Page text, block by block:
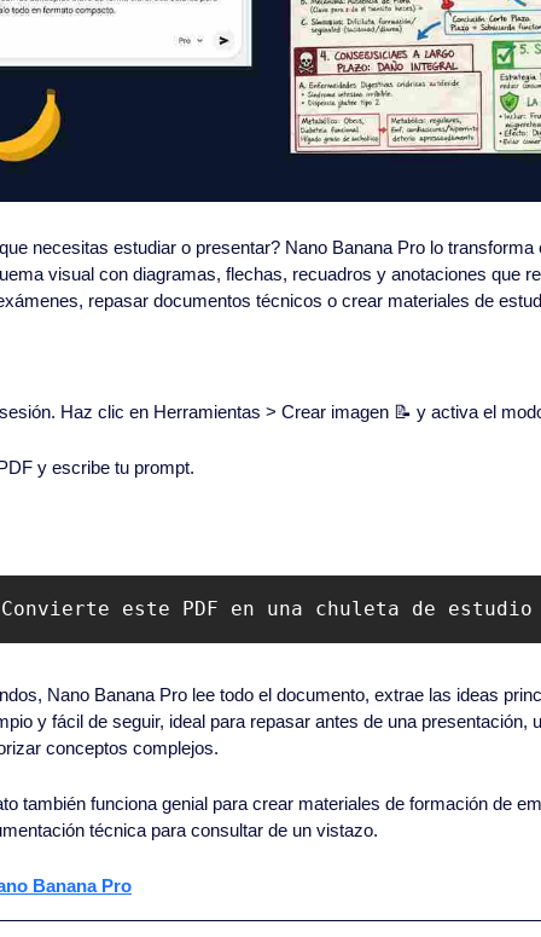
necesitas estudiar o presentar? Nano Banana Pro lo transforma
visual con diagramas, flechas, recuadros y anotaciones que
repasar documentos técnicos o crear materiales de
Haz clic en Herramientas > Crear imagen 📝 y activa el
y escribe tu prompt.
este PDF en una chuleta de
Nano Banana Pro lee todo el documento, extrae las ideas
y fácil de seguir, ideal para repasar antes de una presentación,
conceptos complejos.
también funciona genial para crear materiales de formación de
técnica para consultar de un vistazo.
Banana Pro